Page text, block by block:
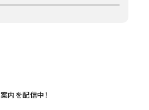
内を配信中！